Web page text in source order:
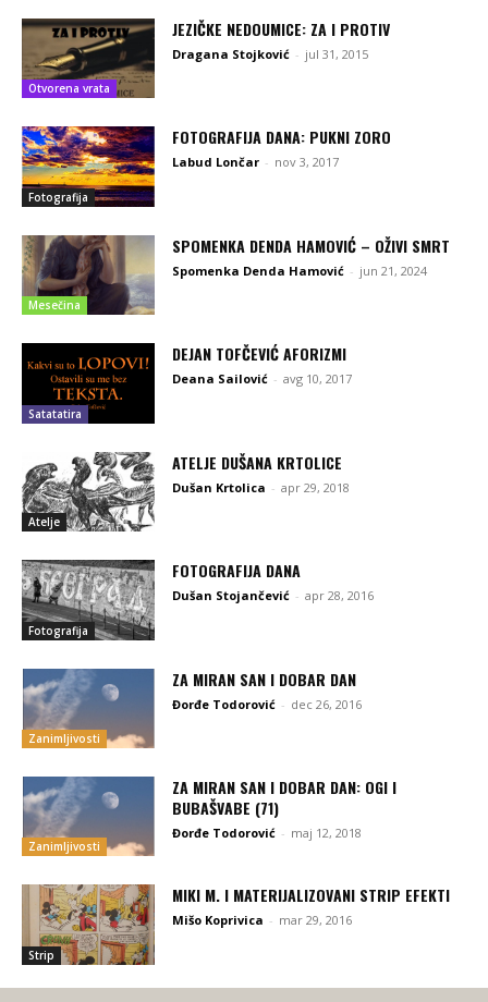
Otvorena vrata
JEZIČKE NEDOUMICE: ZA I PROTIV
Dragana Stojković - jul 31, 2015
Fotografija
FOTOGRAFIJA DANA: PUKNI ZORO
Labud Lončar - nov 3, 2017
Mesečina
SPOMENKA DENDA HAMOVIĆ – OŽIVI SMRT
Spomenka Denda Hamović - jun 21, 2024
Satatatira
DEJAN TOFČEVIĆ AFORIZMI
Deana Sailović - avg 10, 2017
Atelje
ATELJE DUŠANA KRTOLICE
Dušan Krtolica - apr 29, 2018
Fotografija
FOTOGRAFIJA DANA
Dušan Stojančević - apr 28, 2016
Zanimljivosti
ZA MIRAN SAN I DOBAR DAN
Đorđe Todorović - dec 26, 2016
Zanimljivosti
ZA MIRAN SAN I DOBAR DAN: OGI I
BUBAŠVABE (71)
Đorđe Todorović - maj 12, 2018
Strip
MIKI M. I MATERIJALIZOVANI STRIP EFEKTI
Mišo Koprivica - mar 29, 2016